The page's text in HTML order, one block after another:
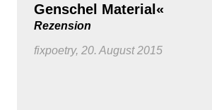
Genschel Material«
Rezension
fixpoetry, 20. August 2015